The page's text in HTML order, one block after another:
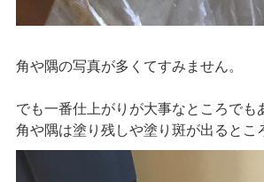
角や隅の写真が多くてすみません。
でも一番仕上がりが大事なところでも
角や隅は塗り残しや塗り斑が出るとこ